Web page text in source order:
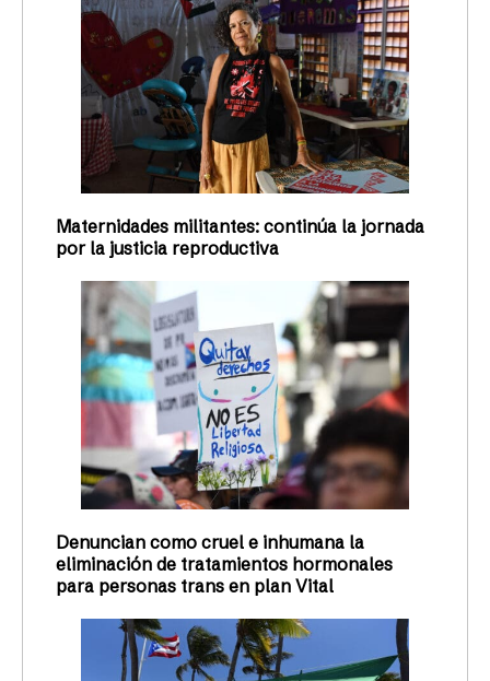
Maternidades militantes: continúa la jornada
por la justicia reproductiva
Denuncian como cruel e inhumana la
eliminación de tratamientos hormonales
para personas trans en plan Vital